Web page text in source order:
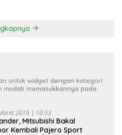
untuk widget dengan kategori
memasukkannya pada
2019 | 10:53
Mitsubishi Bakal
Kembali Pajero Sport